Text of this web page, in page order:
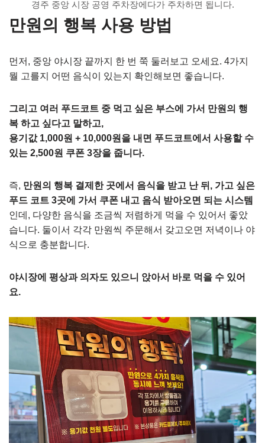
경주 중앙 시장 공영 주차장에다가 주차하면 됩니다.
만원의 행복 사용 방법
먼저, 중앙 야시장 끝까지 한 번 쭉 둘러보고 오세요. 4가지
뭘 고를지 어떤 음식이 있는지 확인해보면 좋습니다.
그리고 여러 푸드코트 중 먹고 싶은 부스에 가서 만원의 행
복 하고 싶다고 말하고,
용기값 1,000원 + 10,000원을 내면 푸드코트에서 사용할 수
있는 2,500원 쿠폰 3장을 줍니다.
즉, 만원의 행복 결제한 곳에서 음식을 받고 난 뒤, 가고 싶은
푸드 코트 3곳에 가서 쿠폰 내고 음식 받아오면 되는 시스템
인데, 다양한 음식을 조금씩 저렴하게 먹을 수 있어서 좋았
습니다. 둘이서 각각 만원씩 주문해서 갖고오면 저녁이나 야
식으로 충분합니다.
야시장에 평상과 의자도 있으니 앉아서 바로 먹을 수 있어
요.